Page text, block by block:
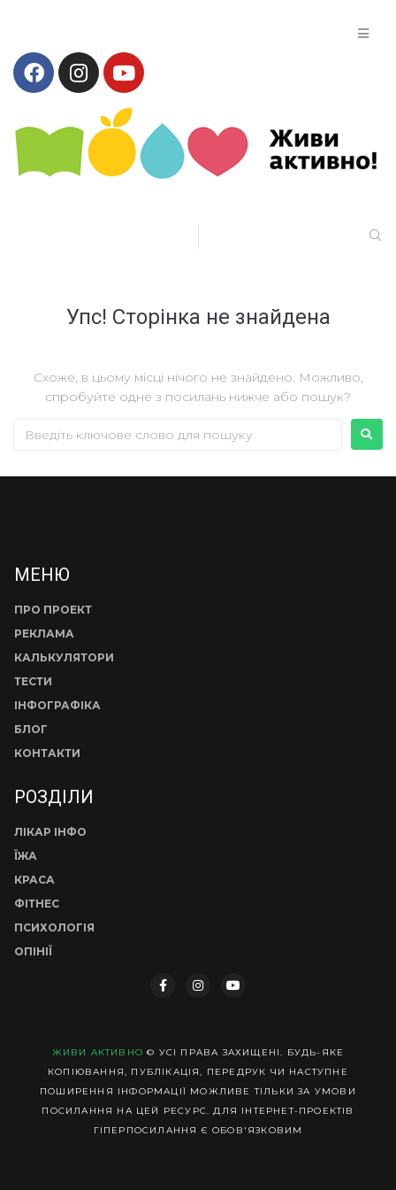
Упс! Сторінка не знайдена
Схоже, в цьому місці нічого не знайдено. Можливо,
спробуйте одне з посилань нижче або пошук?
МЕНЮ
ПРО ПРОЕКТ
РЕКЛАМА
КАЛЬКУЛЯТОРИ
ТЕСТИ
ІНФОГРАФІКА
БЛОГ
КОНТАКТИ
РОЗДІЛИ
ЛІКАР ІНФО
ЇЖА
КРАСА
ФІТНЕС
ПСИХОЛОГІЯ
ОПІНІЇ
ЖИВИ АКТИВНО © УСІ ПРАВА ЗАХИЩЕНІ. БУДЬ-ЯКЕ
КОПІЮВАННЯ, ПУБЛІКАЦІЯ, ПЕРЕДРУК ЧИ НАСТУПНЕ
ПОШИРЕННЯ ІНФОРМАЦІЇ МОЖЛИВЕ ТІЛЬКИ ЗА УМОВИ
ПОСИЛАННЯ НА ЦЕЙ РЕСУРС. ДЛЯ ІНТЕРНЕТ-ПРОЕКТІВ
ГІПЕРПОСИЛАННЯ Є ОБОВ'ЯЗКОВИМ